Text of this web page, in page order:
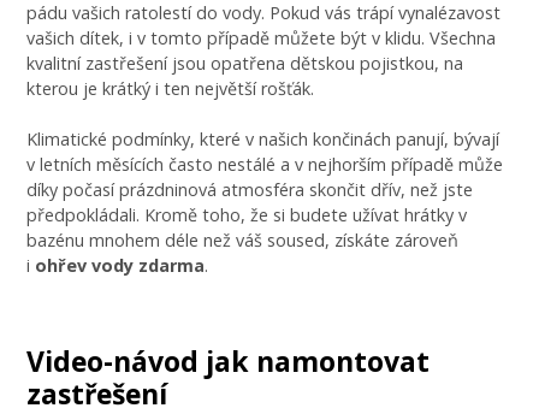
pádu vašich ratolestí do vody. Pokud vás trápí vynalézavost
vašich dítek, i v tomto případě můžete být v klidu. Všechna
kvalitní zastřešení jsou opatřena dětskou pojistkou, na
kterou je krátký i ten největší rošťák.
Klimatické podmínky, které v našich končinách panují, bývají
v letních měsících často nestálé a v nejhorším případě může
díky počasí prázdninová atmosféra skončit dřív, než jste
předpokládali. Kromě toho, že si budete užívat hrátky v
bazénu mnohem déle než váš soused, získáte zároveň
i ohřev vody zdarma.
Video-návod jak namontovat
zastřešení